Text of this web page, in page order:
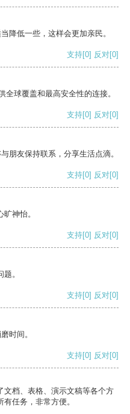
降低一些，这样会更加亲民。
支持[0] 反对[0]
球覆盖和最高安全性的连接。
支持[0] 反对[0]
朋友保持联系，分享生活点滴。
支持[0] 反对[0]
神怡。
支持[0] 反对[0]
。
支持[0] 反对[0]
时间。
支持[0] 反对[0]
文档、表格、演示文稿等各个方
任务，非常方便。